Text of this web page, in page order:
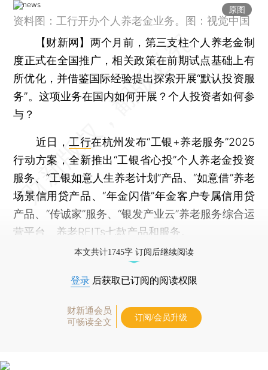
原图
资料图：工行开办个人养老金业务。图：视觉中国
【财新网】 两个月前，第三支柱个人养老金制
度正式在全国推广，相关政策在前期试点基础上有
所优化，并借鉴国际经验提出探索开展“默认投资服
务”。这项业务在国内如何开展？个人投资者如何参
与？
近日， 工行在杭州发布“工银+养老服务”2025
行动方案，全新推出“工银省心投”个人养老金投资
服务、“工银如意人生养老计划”产品、“如意借”养老
场景信用贷产品、“年金闪借”年金客户专属信用贷
产品、“传诚家”服务、“银发产业云”养老服务综合运
营平台、养老REITs七款产品和服务。
本文共计1745字 订阅后继续阅读
登录 后获取已订阅的阅读权限
财新通会员
可畅读全文
订阅/会员升级